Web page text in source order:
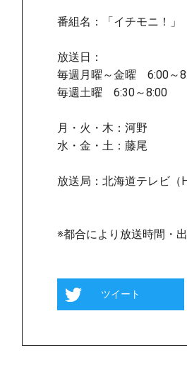
番組名：「イチモニ！」
放送日：
毎週月曜～金曜 6:00～
毎週土曜 6:30～8:00
月・火・木：河野
水・金・土：藤尾
放送局：北海道テレビ（
※都合により放送時間・
ツイート